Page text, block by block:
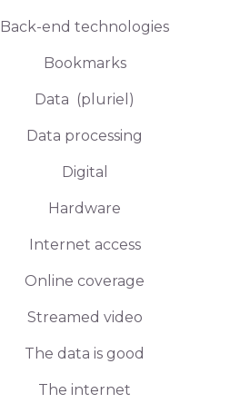
Back-end technologies
Bookmarks
Data (pluriel)
Data processing
Digital
Hardware
Internet access
Online coverage
Streamed video
The data is good
The internet